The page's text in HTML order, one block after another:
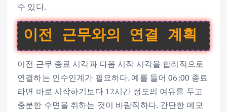
수 있다.
이전 근무와의 연결 계획
이전 근무 종료 시각과 다음 시작 시각을 합리적으로
연결하는 인수인계가 필요하다. 예를 들어 06:00 종료
라면 바로 시작하기보다 12시간 정도의 여유를 두고
충분한 수면을 취하는 것이 바람직하다. 간단한 메모